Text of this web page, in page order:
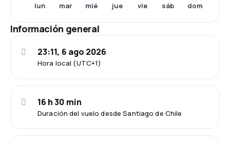
lun mar mié jue vie sáb dom
Información general
Hora local (UTC+1)
23:11, 6 ago 2026
Duración del vuelo desde Santiago de Chile
16 h 30 min